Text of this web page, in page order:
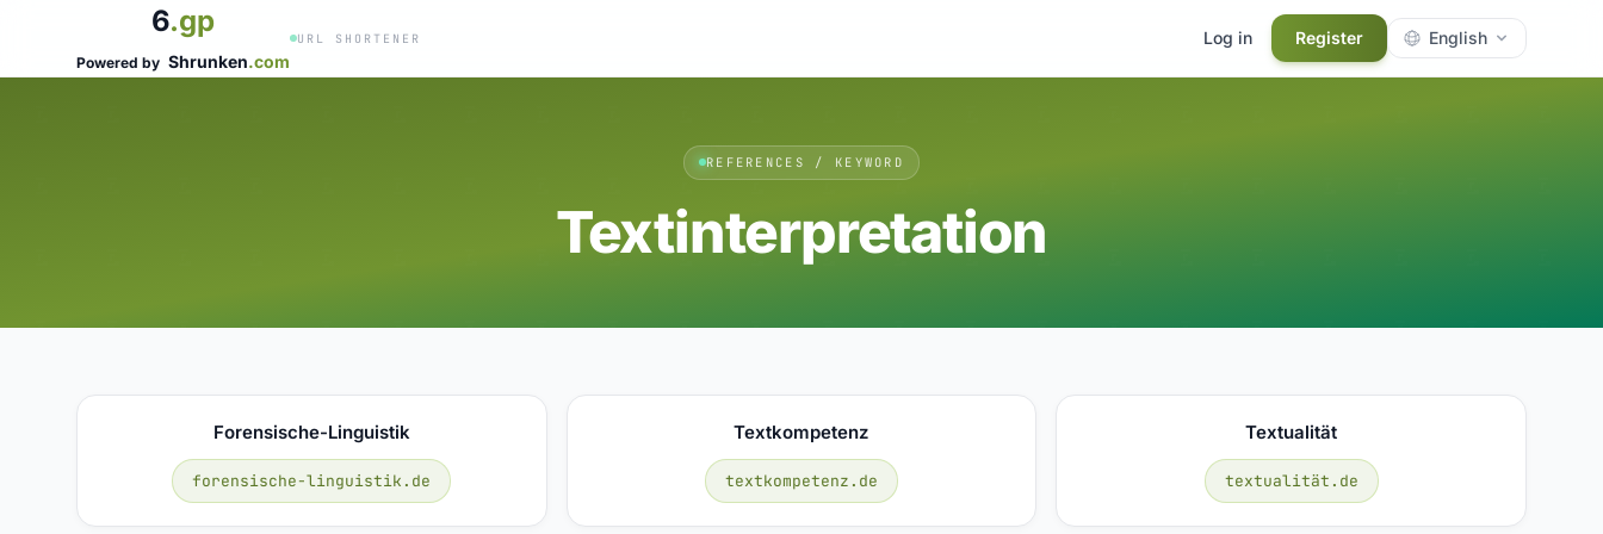
6.gp
Powered by Shrunken.com
URL SHORTENER Log in Register English
REFERENCES / KEYWORD
Textinterpretation
Forensische-Linguistik
forensische-linguistik.de
Textkompetenz
textkompetenz.de
Textualität
textualität.de